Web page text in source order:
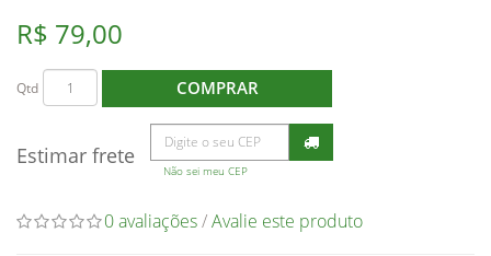
R$ 79,00
Qtd COMPRAR
Estimar frete
Não sei meu CEP
0 avaliações/Avalie este produto